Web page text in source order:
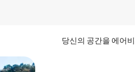
당신의 공간을 에어